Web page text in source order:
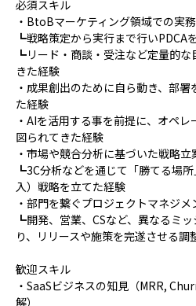
必須スキル
・BtoBマーケティング領域での実務
┗戦略策定から実行まで行いPDCA
┗リード・商談・受注など定量的
きた経験
・成果創出のために自ら動き、部
た経験
・AIを活用する事を前提に、オペ
図られてきた経験
・市場や競合分析に基づいた戦略立
┗3C分析などを通じて「勝てる場
入）戦略を立てた経験
・部門を繋ぐプロジェクトマネジメ
┗開発、営業、CSなど、異なるミ
り、リリースや施策を完遂させる調
歓迎スキル
・SaaSビジネスの知見（MRR,
解）